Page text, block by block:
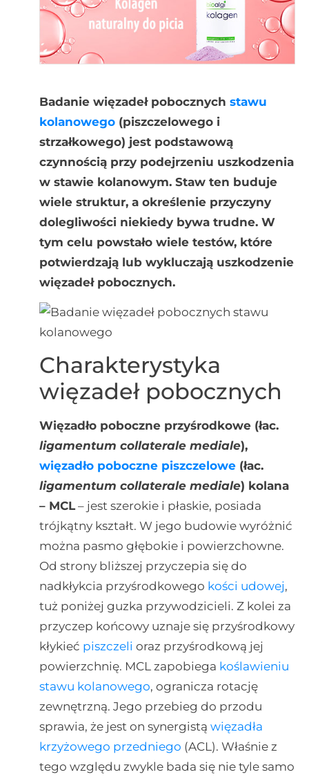
Badanie więzadeł pobocznych stawu
kolanowego(piszczelowego i
strzałkowego) jest podstawową
czynnością przy podejrzeniu uszkodzenia
w stawie kolanowym. Staw ten buduje
wiele struktur, a określenie przyczyny
dolegliwości niekiedy bywa trudne. W
tym celu powstało wiele testów, które
potwierdzają lub wykluczają uszkodzenie
więzadeł pobocznych.
Charakterystyka
więzadeł pobocznych
Więzadło poboczne przyśrodkowe (łac.
ligamentum collaterale mediale),
więzadło poboczne piszczelowe(łac.
ligamentum collaterale mediale) kolana
– MCL– jest szerokie i płaskie, posiada
trójkątny kształt. W jego budowie wyróżnić
można pasmo głębokie i powierzchowne.
Od strony bliższej przyczepia się do
nadkłykcia przyśrodkowego kości udowej,
tuż poniżej guzka przywodzicieli. Z kolei za
przyczep końcowy uznaje się przyśrodkowy
kłykieć piszczeli oraz przyśrodkową jej
powierzchnię. MCL zapobiega koślawieniu
stawu kolanowego, ogranicza rotację
zewnętrzną. Jego przebieg do przodu
sprawia, że jest on synergistą więzadła
krzyżowego przedniego (ACL). Właśnie z
tego względu zwykle bada się nie tyle samo